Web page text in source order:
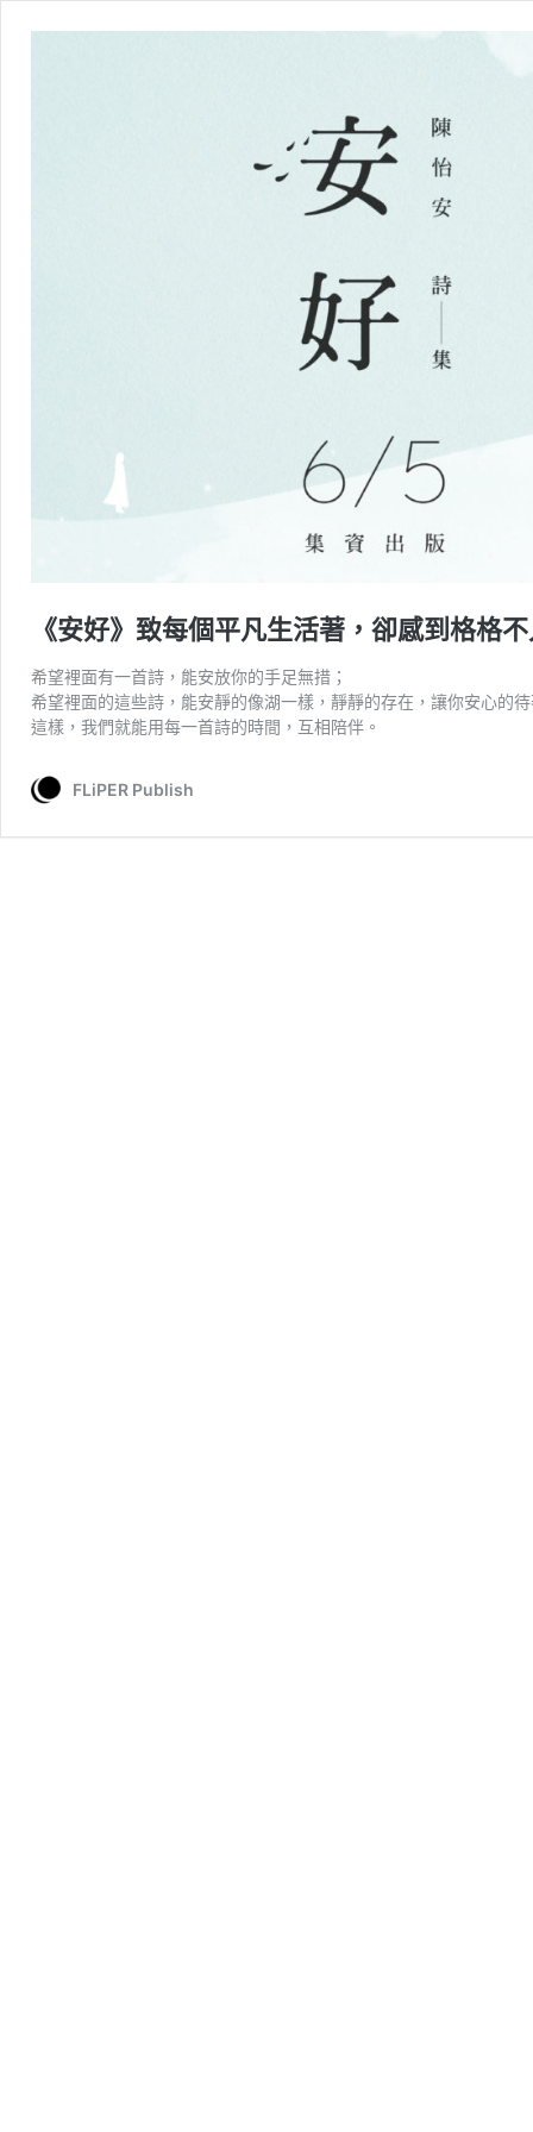
《安好》致每個平凡生活著，卻感到格格
希望裡面有一首詩，能安放你的手足無措；
希望裡面的這些詩，能安靜的像湖一樣，靜靜的存在，讓你安心的
這樣，我們就能用每一首詩的時間，互相陪伴。
FLiPER Publish